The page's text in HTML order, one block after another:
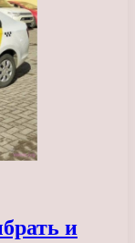
и